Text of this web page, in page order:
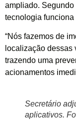
ampliado.
tecnologia
“Nós fazemos de
localização dessas
trazendo uma
acionamentos
Secretário
aplicativos.